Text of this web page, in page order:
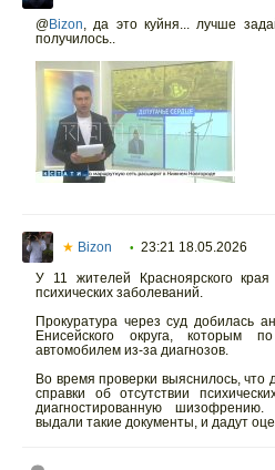
@Bizon
да это куйня... лучше
получилось..
★ Bizon • 23:21 18.05.2026
У 11 жителей Красноярского края
психических заболеваний.
Прокуратура через суд добилась
Енисейского округа, которым
автомобилем из-за диагнозов.
Во время проверки выяснилось, что
справки об отсутствии
диагностированную
выдали такие документы, и дадут